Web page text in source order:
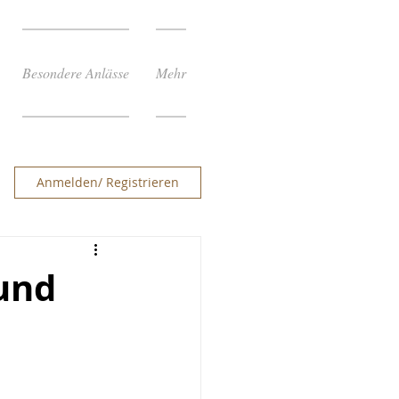
Besondere Anlässe Mehr
Anmelden/ Registrieren